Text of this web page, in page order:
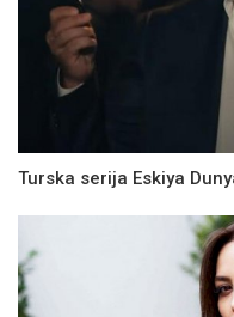
Turska serija Eskiya